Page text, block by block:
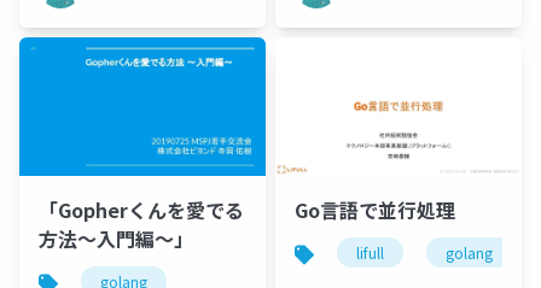
「Gopherくんを愛でる
方法～入門編～」
golang
Go言語で並行処理
lifull golang